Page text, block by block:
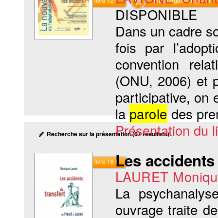
DISPONIBLE
Dans un cadre
fois par
convention
(ONU, 2006) et
participative, on
la parole des
Présentation du
Commander le livre 18 €
Recherche sur la présentation (67 résultats)
Les
LAURET
La
ouvrage traite